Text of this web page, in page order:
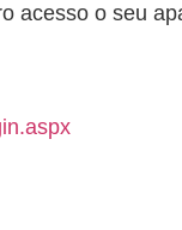
acesso o seu